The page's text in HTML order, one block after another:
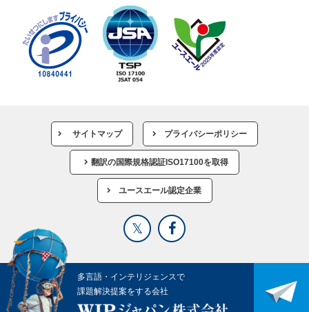
サイトマップ プライバシーポリシー
翻訳の国際規格認証ISO17100を取得
ユースエール認定企業
多言語・インテリジェンスで
課題解決提案をする会社